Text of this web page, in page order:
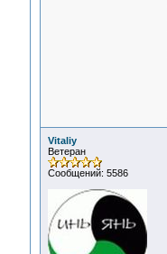
Vitaliy
Ветеран
Сообщений: 5586